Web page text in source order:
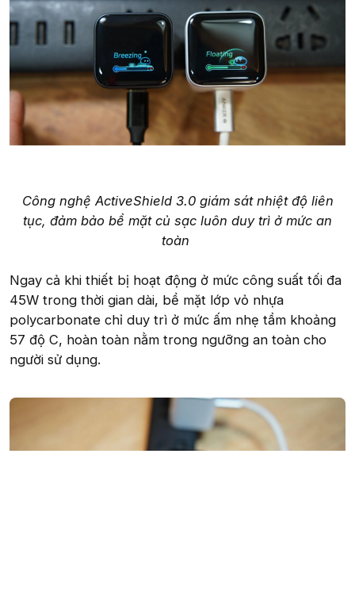
Công nghệ ActiveShield 3.0 giám sát nhiệt độ liên
tục, đảm bảo bề mặt củ sạc luôn duy trì ở mức an
toàn
Ngay cả khi thiết bị hoạt động ở mức công suất tối đa
45W trong thời gian dài, bề mặt lớp vỏ nhựa
polycarbonate chỉ duy trì ở mức ấm nhẹ tầm khoảng
57 độ C, hoàn toàn nằm trong ngưỡng an toàn cho
người sử dụng.